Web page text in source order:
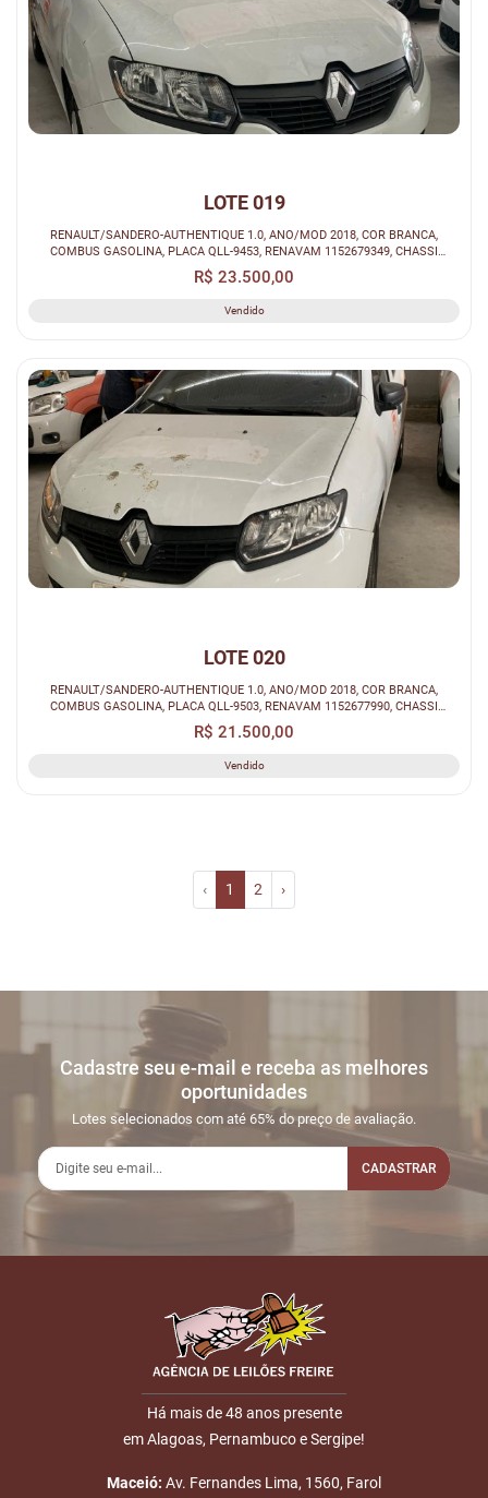
LOTE 019
RENAULT/SANDERO-AUTHENTIQUE 1.0, ANO/MOD 2018, COR BRANCA,
COMBUS GASOLINA, PLACA QLL-9453, RENAVAM 1152679349, CHASSI
93Y5SRF84JJ286496.
R$ 23.500,00
Vendido
LOTE 020
RENAULT/SANDERO-AUTHENTIQUE 1.0, ANO/MOD 2018, COR BRANCA,
COMBUS GASOLINA, PLACA QLL-9503, RENAVAM 1152677990, CHASSI
93Y5SRF84JJ286690.
R$ 21.500,00
Vendido
‹ 1 2 ›
Cadastre seu e-mail e receba as melhores
oportunidades
Lotes selecionados com até 65% do preço de avaliação.
CADASTRAR
Há mais de 48 anos presente
em Alagoas, Pernambuco e Sergipe!
Maceió: Av. Fernandes Lima, 1560, Farol